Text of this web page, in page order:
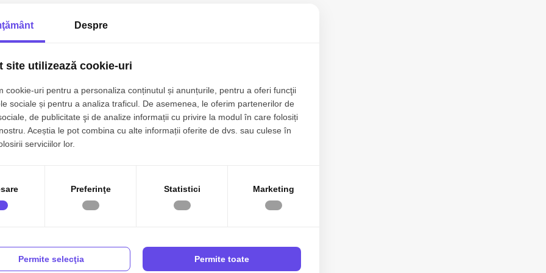
Intravilan 5.000 mp – Perfect pentru Parc Fotovoltaic, Hale sau
Est
266m front
Nord, Central 39.500€
45.000€
Despre
site utilizează cookie-uri
cookie-uri pentru a personaliza conținutul și anunțurile, pentru a oferi funcţii
sociale și pentru a analiza traficul. De asemenea, le oferim partenerilor de
de publicitate şi de analize informații cu privire la modul în care folosiți
Aceștia le pot combina cu alte informații oferite de dvs. sau culese în
serviciilor lor.
Preferinţe Statistici Marketing
Permite selecţia Permite toate